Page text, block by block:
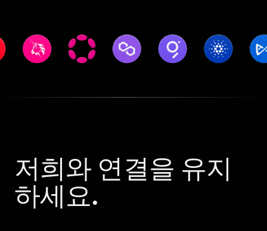
저희와 연결을 유지
하세요.